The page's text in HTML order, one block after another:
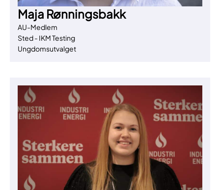
Maja Rønningsbakk
AU-Medlem
Sted - IKM Testing
Ungdomsutvalget